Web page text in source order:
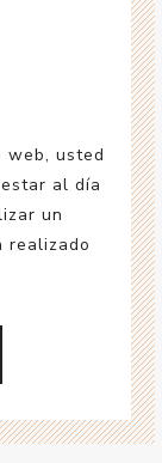
usted
al día
un
realizado